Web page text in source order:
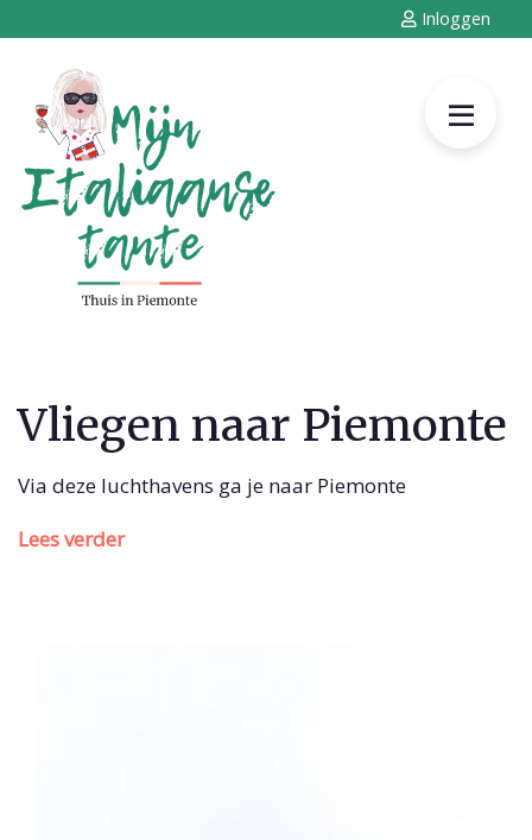
Inloggen
Vliegen naar Piemonte
Via deze luchthavens ga je naar Piemonte
Lees verder